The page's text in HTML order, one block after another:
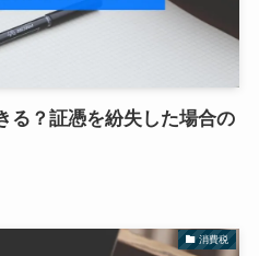
る？証憑を紛失した場合の
消費税